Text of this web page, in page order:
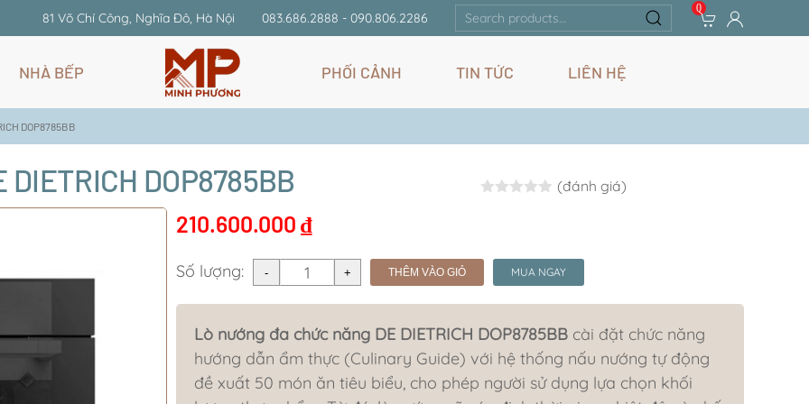
81 Võ Chí Công, Nghĩa Đô, Hà Nội 083.686.2888 - 090.806.2286
Search
for:
0
NHÀ BẾP PHỐI CẢNH TIN TỨC LIÊN HỆ
DOP8785BB
DOP8785BB Rated0.0out of 5
(đánh giá)
210.600.000 ₫
Số lượng: THÊM VÀO GIỎ MUA NGAY
Lò nướng đa chức năng DE DIETRICH DOP8785BB cài đặt chức năng
hướng dẫn ẩm thực (Culinary Guide) với hệ thống nấu nướng tự động
đề xuất 50 món ăn tiêu biểu, cho phép người sử dụng lựa chọn khối